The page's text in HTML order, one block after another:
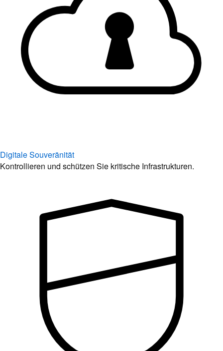
Digitale Souveränität
Kontrollieren und schützen Sie kritische Infrastrukturen.